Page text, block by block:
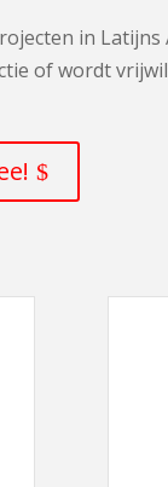
in Latijns
of wordt